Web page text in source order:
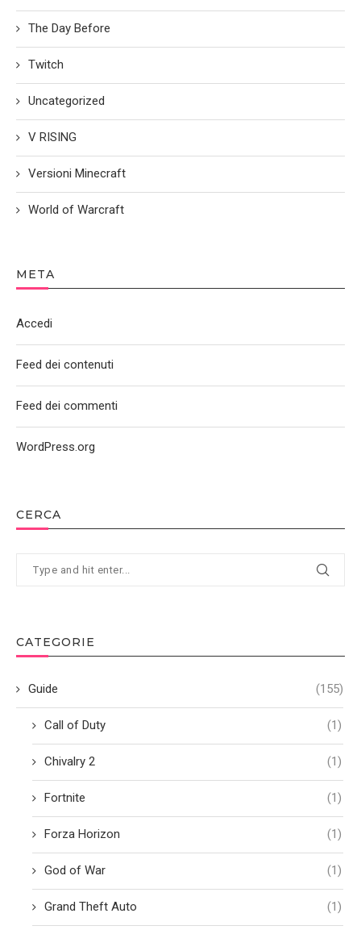
CERCA
CATEGORIE
Guide (155)
Call of Duty (1)
Chivalry 2 (1)
Fortnite (1)
Forza Horizon (1)
God of War (1)
Grand Theft Auto (1)
The Day Before
Twitch
Uncategorized
V RISING
Versioni Minecraft
World of Warcraft
META
Accedi
Feed dei contenuti
Feed dei commenti
WordPress.org